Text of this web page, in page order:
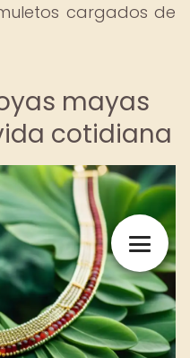
cargados de
mayas
cotidiana